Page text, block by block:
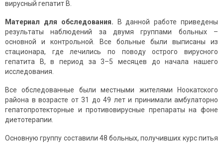
вирусный гепатит В.
Материал для обследования. В данной работе приведены
результаты наблюдений за двумя группами больных –
основной и контрольной. Все больные были выписаны из
стационара, где лечились по поводу острого вирусного
гепатита В, в период за 3–5 месяцев до начала нашего
исследования.
Все обследованные были местными жителями Ноокатского
района в возрасте от 31 до 49 лет и принимали амбулаторно
гепатопротекторные и противовирусные препараты на фоне
диетотерапии.
Основную группу составили 48 больных, получивших курс питья